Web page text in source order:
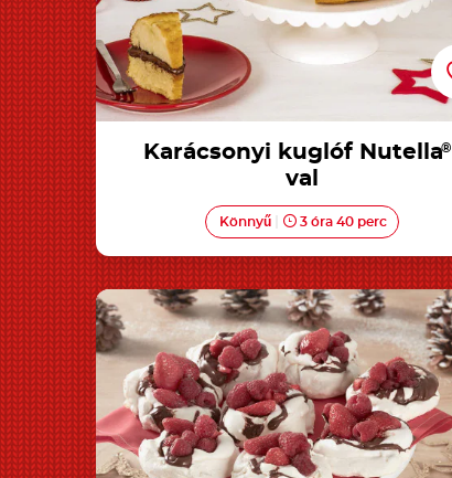
Karácsonyi kuglóf Nutella®
val
Könnyű 3 óra 40 perc
Mini Pavlova Nutella®-val